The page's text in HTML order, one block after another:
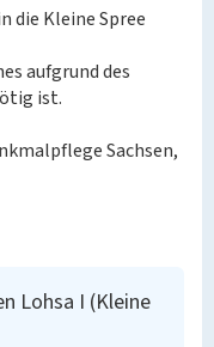
die Kleine Spree
aufgrund des
ist.
Sachsen,
Lohsa I (Kleine